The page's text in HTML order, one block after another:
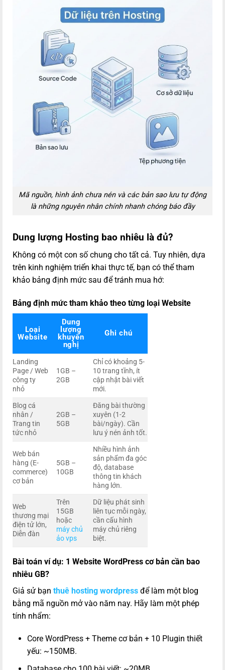
Mã nguồn, hình ảnh chưa nén và các bản sao lưu tự động
là những nguyên nhân chính nhanh chóng báo đầy
Dung lượng Hosting bao nhiêu là đủ?
Không có một con số chung cho tất cả. Tuy nhiên, dựa
trên kinh nghiệm triển khai thực tế, bạn có thể tham
khảo bảng định mức sau để tránh mua hớ:
Bảng định mức tham khảo theo từng loại Website
Loại
Website
Dung
lượng
khuyến
nghị
Ghi chú
Landing
Page / Web
công ty
nhỏ
1GB –
2GB
Chỉ có khoảng 5-
10 trang tĩnh, ít
cập nhật bài viết
mới.
Blog cá
nhân /
Trang tin
tức nhỏ
2GB –
5GB
Đăng bài thường
xuyên (1-2
bài/ngày). Cần
lưu ý nén ảnh tốt.
Web bán
hàng (E-
commerce)
cơ bản
5GB –
10GB
Nhiều hình ảnh
sản phẩm đa góc
độ, database
thông tin khách
hàng lớn.
Web
thương mại
điện tử lớn,
Diễn đàn
Trên
15GB
hoặc
máy chủ
ảo vps
Dữ liệu phát sinh
liên tục mỗi ngày,
cần cấu hình
máy chủ riêng
biệt.
Bài toán ví dụ: 1 Website WordPress cơ bản cần bao
nhiêu GB?
Giả sử bạn thuê hosting wordpress để làm một blog
bằng mã nguồn mở vào năm nay. Hãy làm một phép
tính nhẩm:
Core WordPress + Theme cơ bản + 10 Plugin thiết
yếu: ~150MB.